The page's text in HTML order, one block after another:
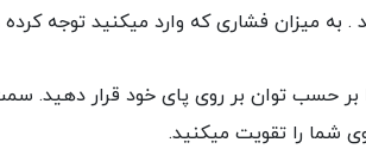
. به میزان فشاری که وارد میکنید توجه
توان بر روی پای خود قرار دهید. سمت
شما را تقویت میکنید.